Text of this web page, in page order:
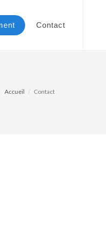
Contact
Accueil Contact